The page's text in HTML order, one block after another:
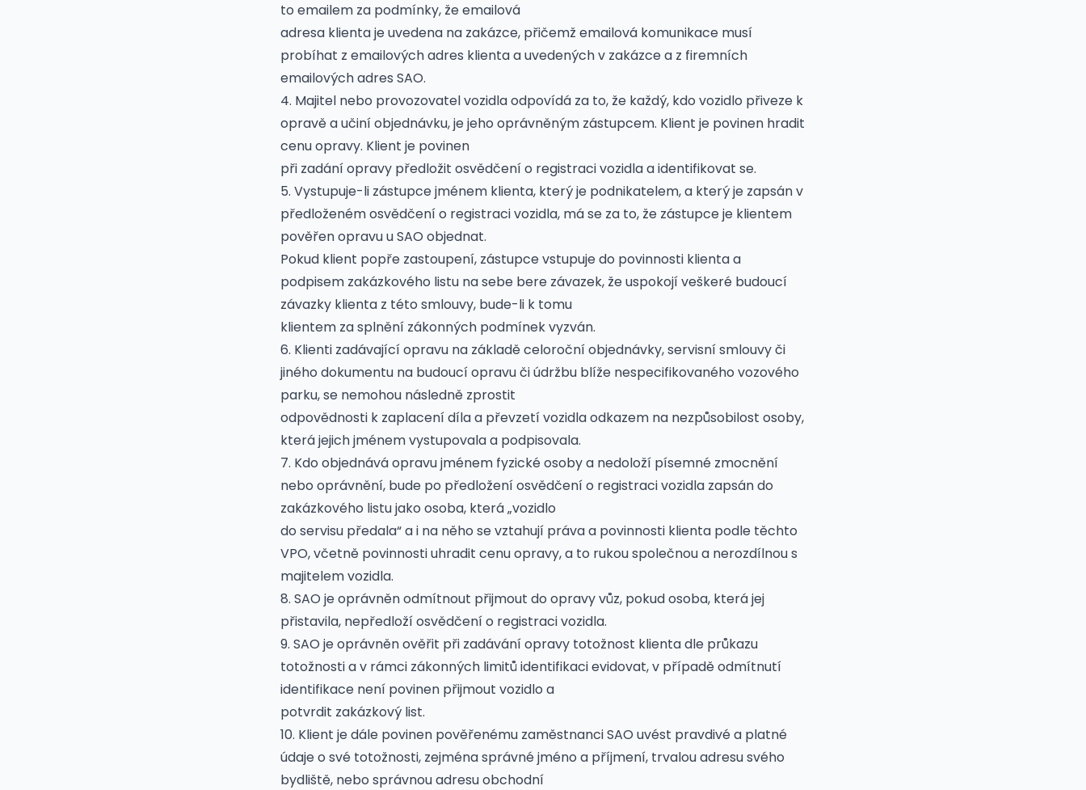
to emailem za podmínky, že emailová
adresa klienta je uvedena na zakázce, přičemž emailová komunikace musí
probíhat z emailových adres klienta a uvedených v zakázce a z firemních
emailových adres SAO.
4. Majitel nebo provozovatel vozidla odpovídá za to, že každý, kdo vozidlo přiveze k
opravě a učiní objednávku, je jeho oprávněným zástupcem. Klient je povinen hradit
cenu opravy. Klient je povinen
při zadání opravy předložit osvědčení o registraci vozidla a identifikovat se.
5. Vystupuje-li zástupce jménem klienta, který je podnikatelem, a který je zapsán v
předloženém osvědčení o registraci vozidla, má se za to, že zástupce je klientem
pověřen opravu u SAO objednat.
Pokud klient popře zastoupení, zástupce vstupuje do povinnosti klienta a
podpisem zakázkového listu na sebe bere závazek, že uspokojí veškeré budoucí
závazky klienta z této smlouvy, bude-li k tomu
klientem za splnění zákonných podmínek vyzván.
6. Klienti zadávající opravu na základě celoroční objednávky, servisní smlouvy či
jiného dokumentu na budoucí opravu či údržbu blíže nespecifikovaného vozového
parku, se nemohou následně zprostit
odpovědnosti k zaplacení díla a převzetí vozidla odkazem na nezpůsobilost osoby,
která jejich jménem vystupovala a podpisovala.
7. Kdo objednává opravu jménem fyzické osoby a nedoloží písemné zmocnění
nebo oprávnění, bude po předložení osvědčení o registraci vozidla zapsán do
zakázkového listu jako osoba, která „vozidlo
do servisu předala“ a i na něho se vztahují práva a povinnosti klienta podle těchto
VPO, včetně povinnosti uhradit cenu opravy, a to rukou společnou a nerozdílnou s
majitelem vozidla.
8. SAO je oprávněn odmítnout přijmout do opravy vůz, pokud osoba, která jej
přistavila, nepředloží osvědčení o registraci vozidla.
9. SAO je oprávněn ověřit při zadávání opravy totožnost klienta dle průkazu
totožnosti a v rámci zákonných limitů identifikaci evidovat, v případě odmítnutí
identifikace není povinen přijmout vozidlo a
potvrdit zakázkový list.
10. Klient je dále povinen pověřenému zaměstnanci SAO uvést pravdivé a platné
údaje o své totožnosti, zejména správné jméno a příjmení, trvalou adresu svého
bydliště, nebo správnou adresu obchodní